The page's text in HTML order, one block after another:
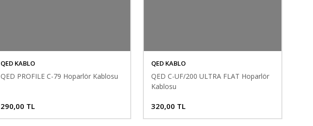
QED KABLO
QED PROFILE C-79 Hoparlör Kablosu
290,00 TL
QED KABLO
QED C-UF/200 ULTRA FLAT Hoparlör
Kablosu
320,00 TL